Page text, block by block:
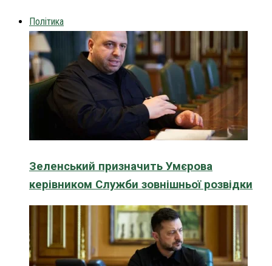
Політика
Зеленський призначить Умєрова
керівником Служби зовнішньої розвідки